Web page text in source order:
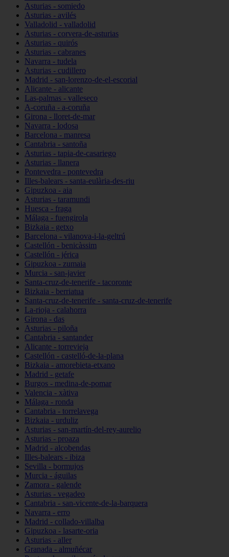
Asturias - somiedo
Asturias - avilés
Valladolid - valladolid
Asturias - corvera-de-asturias
Asturias - quirós
Asturias - cabranes
Navarra - tudela
Asturias - cudillero
Madrid - san-lorenzo-de-el-escorial
Alicante - alicante
Las-palmas - valleseco
A-coruña - a-coruña
Girona - lloret-de-mar
Navarra - lodosa
Barcelona - manresa
Cantabria - santoña
Asturias - tapia-de-casariego
Asturias - llanera
Pontevedra - pontevedra
Illes-balears - santa-eulària-des-riu
Gipuzkoa - aia
Asturias - taramundi
Huesca - fraga
Málaga - fuengirola
Bizkaia - getxo
Barcelona - vilanova-i-la-geltrú
Castellón - benicàssim
Castellón - jérica
Gipuzkoa - zumaia
Murcia - san-javier
Santa-cruz-de-tenerife - tacoronte
Bizkaia - berriatua
Santa-cruz-de-tenerife - santa-cruz-de-tenerife
La-rioja - calahorra
Girona - das
Asturias - piloña
Cantabria - santander
Alicante - torrevieja
Castellón - castelló-de-la-plana
Bizkaia - amorebieta-etxano
Madrid - getafe
Burgos - medina-de-pomar
Valencia - xàtiva
Málaga - ronda
Cantabria - torrelavega
Bizkaia - urduliz
Asturias - san-martín-del-rey-aurelio
Asturias - proaza
Madrid - alcobendas
Illes-balears - ibiza
Sevilla - bormujos
Murcia - águilas
Zamora - galende
Asturias - vegadeo
Cantabria - san-vicente-de-la-barquera
Navarra - erro
Madrid - collado-villalba
Gipuzkoa - lasarte-oria
Asturias - aller
Granada - almuñécar